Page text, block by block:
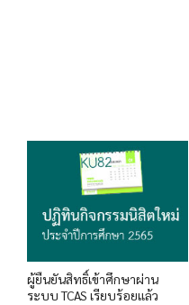
ผู้ยืนยันสิทธิ์เข้าศึกษาผ่าน
ระบบ TCAS เรียบร้อยแล้ว